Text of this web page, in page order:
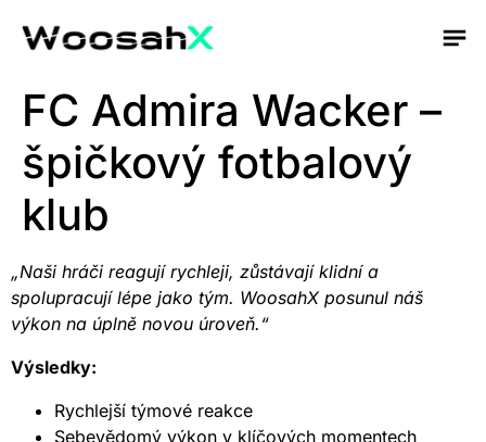
FC Admira Wacker –
špičkový fotbalový
klub
„Naši hráči reagují rychleji, zůstávají klidní a
spolupracují lépe jako tým. WoosahX posunul náš
výkon na úplně novou úroveň.“
Výsledky:
Rychlejší týmové reakce
Sebevědomý výkon v klíčových momentech